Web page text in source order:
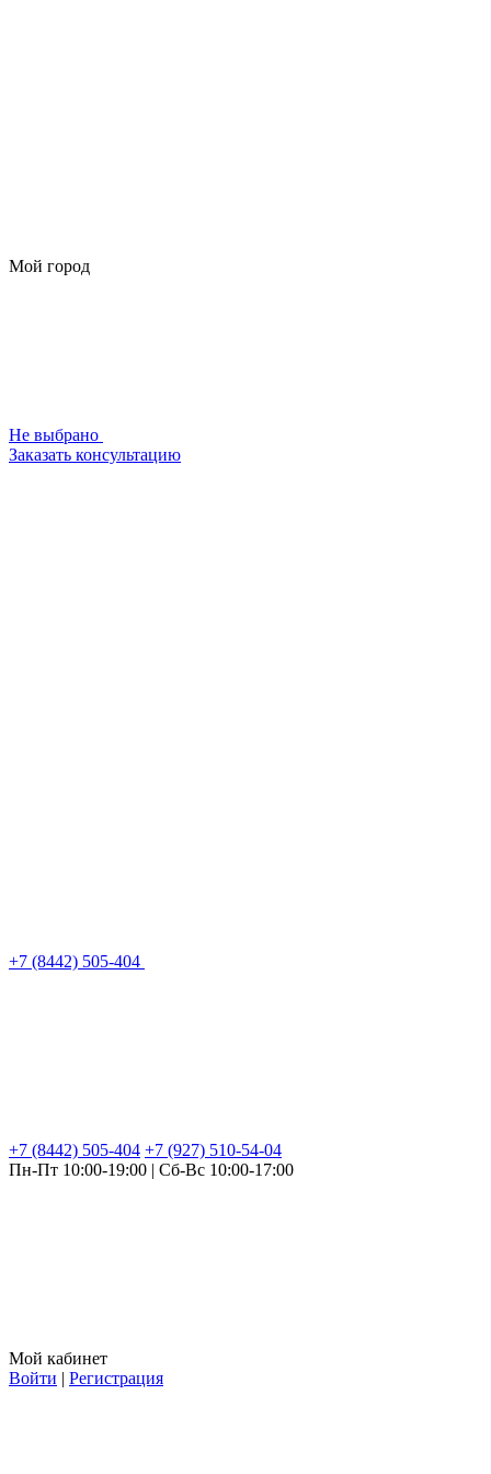
Мой город
Не выбрано
Заказать консультацию
+7 (8442) 505-404
+7 (8442) 505-404 +7 (927) 510-54-04
Пн-Пт 10:00-19:00 | Сб-Вс 10:00-17:00
Мой кабинет
Войти | Регистрация